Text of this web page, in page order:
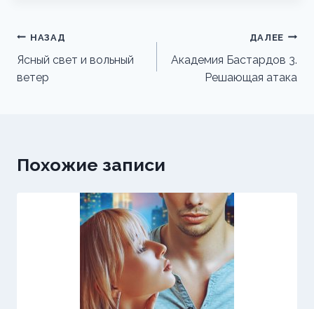
Навигация
по
записям
НАЗАД
Ясный свет и вольный
ветер
ДАЛЕЕ
Академия Бастардов 3.
Решающая атака
Похожие записи